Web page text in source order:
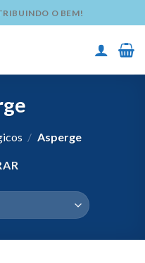
O BEM!
/ Asperge